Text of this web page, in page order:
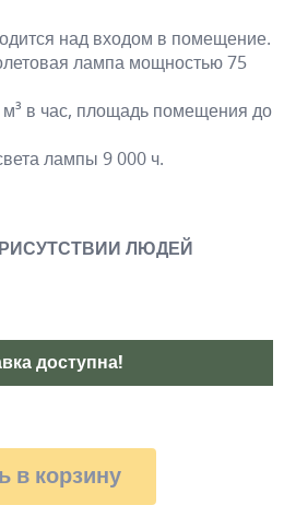
над входом в помещение.
лампа мощностью 75
м³ в час, площадь помещения до
лампы 9 000 ч.
ЛЮДЕЙ
доступна!
в корзину